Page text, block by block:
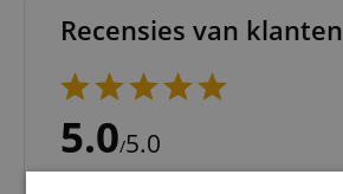
Recensies van klanten
5.0/5.0